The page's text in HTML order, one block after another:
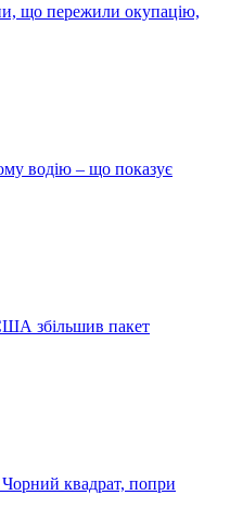
що пережили окупацію,
водію – що показує
збільшив пакет
Чорний квадрат, попри